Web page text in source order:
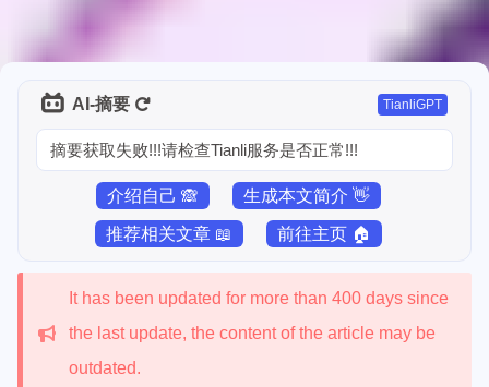
AI-摘要 TianliGPT
摘要获取失败!!!请检查Tianli服务是否正常!!!
介绍自己 🙈 生成本文简介 👋
推荐相关文章 📖 前往主页 🏠
It has been updated for more than 400 days since
the last update, the content of the article may be
outdated.